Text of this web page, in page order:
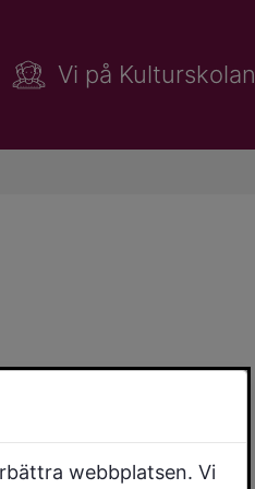
Vi på Kulturskolan
webbplatsen. Vi